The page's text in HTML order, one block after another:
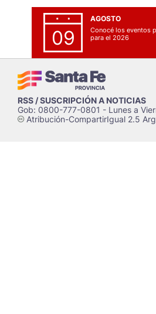
09
AGOSTO
Conocé los eventos
para el 2026
RSS / SUSCRIPCIÓN A NOTICIAS
Gob: 0800-777-0801 - Lunes a
cAtribución-CompartirIgual 2.5